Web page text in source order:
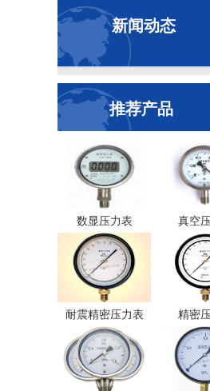
新闻动态
推荐产品
数显压力表 真空
耐震精密压力表 精密